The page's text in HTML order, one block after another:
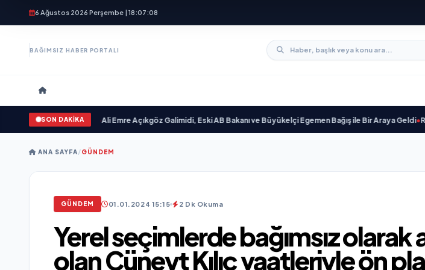
6 Ağustos 2026 Perşembe | 18:07:09
BAĞIMSIZ HABER PORTALI
SON DAKİKA
“ yayımlandı•Ali Emre Açıkgöz Galimidi, Eski AB Bakanı ve Büyükelçi Egemen Bağış ile Bir Araya Geldi•
ANA SAYFA/GÜNDEM
GÜNDEM 01.01.2024 15:15 2 Dk Okuma
Yerel seçimlerde bağımsız olarak
olan Cüneyt Kılıç vaatleriyle ön